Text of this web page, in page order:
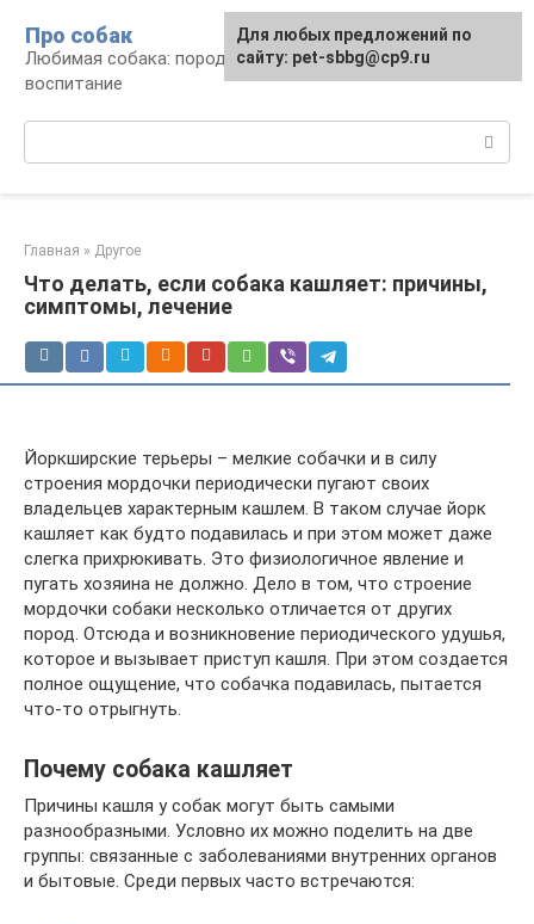
контенту
Про собак
Любимая собака: породы, содержание,
воспитание
Главная » Другое
Что делать, если собака кашляет: причины,
симптомы, лечение
Йоркширские терьеры – мелкие собачки и в силу
строения мордочки периодически пугают своих
владельцев характерным кашлем. В таком случае йорк
кашляет как будто подавилась и при этом может даже
слегка прихрюкивать. Это физиологичное явление и
пугать хозяина не должно. Дело в том, что строение
мордочки собаки несколько отличается от других
пород. Отсюда и возникновение периодического удушья,
которое и вызывает приступ кашля. При этом создается
полное ощущение, что собачка подавилась, пытается
что-то отрыгнуть.
Почему собака кашляет
Причины кашля у собак могут быть самыми
разнообразными. Условно их можно поделить на две
группы: связанные с заболеваниями внутренних органов
и бытовые. Среди первых часто встречаются:
Для любых предложений по
сайту: pet-sbbg@cp9.ru